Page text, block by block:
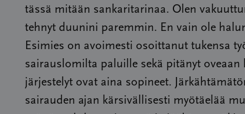
tässä mitään sankaritarinaa. Olen
tehnyt duunini paremmin. En vain ole
Esimies on avoimesti osoittanut tukensa
sairauslomilta paluille sekä pitänyt oveaan
järjestelyt ovat aina sopineet.
sairauden ajan kärsivällisesti myötäelää